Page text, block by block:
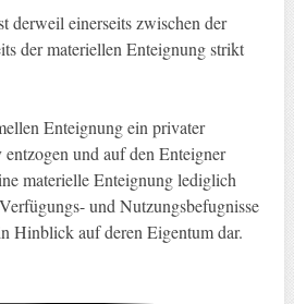
derweil einerseits zwischen der
der materiellen Enteignung strikt
Enteignung ein privater
und auf den Enteigner
materielle Enteignung lediglich
und Nutzungsbefugnisse
Hinblick auf deren Eigentum dar.